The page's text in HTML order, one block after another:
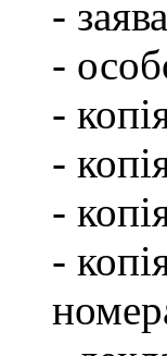
-
-
-
-
-
-